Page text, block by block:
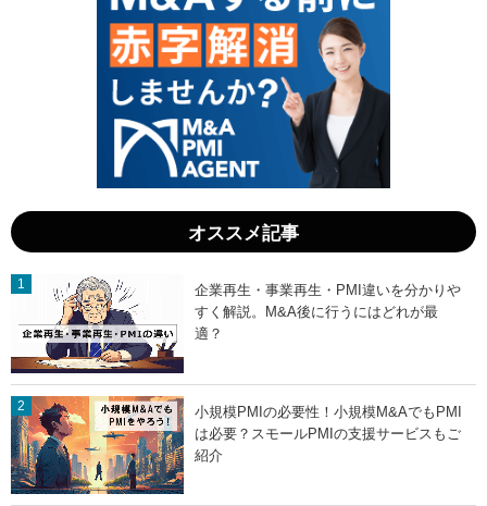
オススメ記事
企業再生・事業再生・PMI違いを分かりや
すく解説。M&A後に行うにはどれが最
適？
小規模PMIの必要性！小規模M&AでもPMI
は必要？スモールPMIの支援サービスもご
紹介